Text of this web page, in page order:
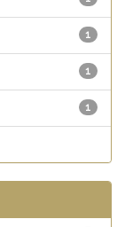
1
1
1